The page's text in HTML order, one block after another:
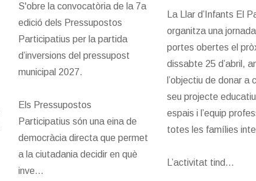
S'obre la convocatòria de la 7a
edició dels Pressupostos
Participatius per la partida
d’inversions del pressupost
municipal 2027.
Els Pressupostos
Participatius són una eina de
democràcia directa que permet
a la ciutadania decidir en què
inve...
La Llar d’Infants El
organitza una
portes obertes el
dissabte 25 d’abril,
l’objectiu de donar a
seu projecte
espais i l’equip
totes les famílies
L’activitat tind...